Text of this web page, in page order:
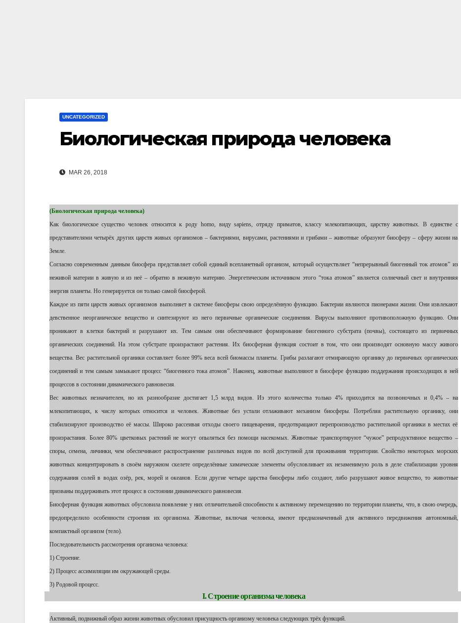
UNCATEGORIZED
Биологическая природа человека
MAR 26, 2018
(Биологическая природа человека)
Как биологическое существо человек относится к роду homo, виду sapiens, отряду приматов, классу млекопитающих, царству животных. В единстве с
представителями четырёх других царств живых организмов – бактериями, вирусами, растениями и грибами – животные образуют биосферу – сферу жизни на
Земле.
Согласно современным данным биосфера представляет собой единый всепланетный организм, который осуществляет “непрерывный биогенный ток атомов” из
неживой материи в живую и из неё – обратно в неживую материю. Энергетическим источником этого “тока атомов” является солнечный свет и внутренняя
энергия планеты. Но генерируется он только самой биосферой.
Каждое из пяти царств живых организмов выполняет в системе биосферы свою определённую функцию. Бактерии являются пионерами жизни. Они извлекают
девственное неорганическое вещество и синтезируют из него первичные органические соединения. Вирусы выполняют противоположную функцию. Они
проникают в клетки бактерий и разрушают их. Тем самым они обеспечивают формирование биогенного субстрата (почвы), состоящего из первичных
органических соединений. На этом субстрате произрастают растения. Их биосферная функция состоит в том, что они производят основную массу живого
вещества. Вес растительной органики составляет более 99% веса всей биомассы планеты. Грибы разлагают отмирающую органику до первичных органических
соединений и тем самым замыкают процесс “биогенного тока атомов”. Наконец, животные выполняют в биосфере функцию поддержания происходящих в ней
процессов в состоянии динамического равновесия.
Вес животных незначителен, но их разнообразие достигает 1,5 млрд видов. Из этого количества только 4% приходится на позвоночных и 0,4% – на
млекопитающих, к числу которых относится и человек. Животные без устали отлаживают механизм биосферы. Потребляя растительную органику, они
стабилизируют производство её массы. Широко рассеивая отходы своего пищеварения, предотвращают перепроизводство растительной органики в местах её
произрастания. Более 80% цветковых растений не могут опыляться без помощи насекомых. Животные транспортируют “чужое” репродуктивное вещество –
споры, семена, личинки, чем обеспечивают распространение различных видов по всей доступной для проживания территории. Свойство некоторых морских
животных концентрировать в своём наружном скелете определённые химические элементы обусловливает их незаменимую роль в деле стабилизации уровня
содержания солей в водах озёр, рек, морей и океанов. Если другие четыре царства биосферы либо создают, либо разрушают живое вещество, то животные
призваны поддерживать этот процесс в состоянии динамического равновесия.
Биосферная функция животных обусловила появление у них отличительной способности к активному перемещению по территории планеты, что, в свою очередь,
предопределило особенности строения их организма. Животные, включая человека, имеют предназначенный для активного передвижения автономный,
компактный организм (тело).
Последовательность рассмотрения организма человека:
1) Строение.
2) Процесс ассимиляции им окружающей среды.
3) Родовой процесс.
I. Строение организма человека
Активный, подвижный образ жизни животных обусловил присущность организму человека следующих трёх функций.